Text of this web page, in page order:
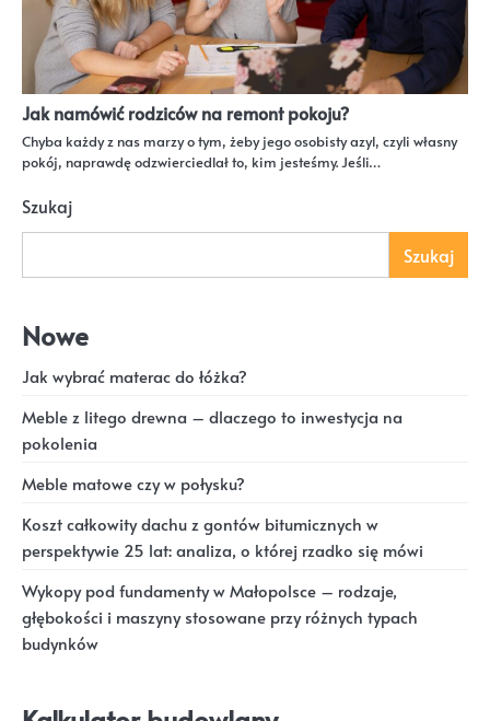
Jak namówić rodziców na remont pokoju?
Chyba każdy z nas marzy o tym, żeby jego osobisty azyl, czyli własny
pokój, naprawdę odzwierciedlał to, kim jesteśmy. Jeśli…
Szukaj
Szukaj
Nowe
Jak wybrać materac do łóżka?
Meble z litego drewna – dlaczego to inwestycja na
pokolenia
Meble matowe czy w połysku?
Koszt całkowity dachu z gontów bitumicznych w
perspektywie 25 lat: analiza, o której rzadko się mówi
Wykopy pod fundamenty w Małopolsce – rodzaje,
głębokości i maszyny stosowane przy różnych typach
budynków